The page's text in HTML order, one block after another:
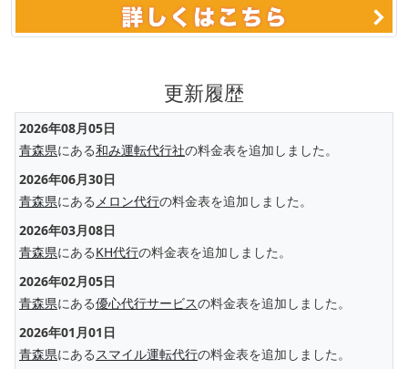
更新履歴
2026年08月05日
青森県にある和み運転代行社の料金表を追加しました。
2026年06月30日
青森県にある メロン代行の料金表を追加しました。
2026年03月08日
青森県にあるKH代行の料金表を追加しました。
2026年02月05日
青森県にある優心代行サービスの料金表を追加しました。
2026年01月01日
青森県にある スマイル運転代行の料金表を追加しました。